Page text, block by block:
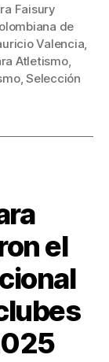
Faisury
de
Valencia,
Atletismo,
,Selección
el